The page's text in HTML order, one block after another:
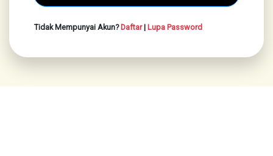
Tidak Mempunyai Akun?Daftar| Lupa Password